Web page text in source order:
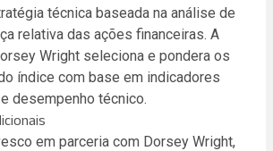
técnica baseada na análise de
relativa das ações financeiras. A
Wright seleciona e pondera os
índice com base em indicadores
desempenho técnico.
em parceria com Dorsey Wright,